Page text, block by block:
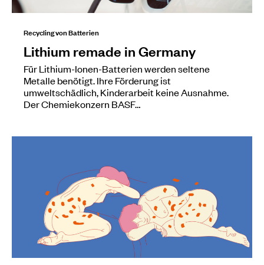
Recycling von Batterien
Lithium remade in Germany
Für Lithium-Ionen-Batterien werden seltene
Metalle benötigt. Ihre Förderung ist
umweltschädlich, Kinderarbeit keine Ausnahme.
Der Chemiekonzern BASF…